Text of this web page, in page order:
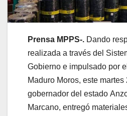
Prensa MPPS-. Dando
realizada a través del
Gobierno e impulsado por
Maduro Moros, este martes
gobernador del estado
Marcano, entregó